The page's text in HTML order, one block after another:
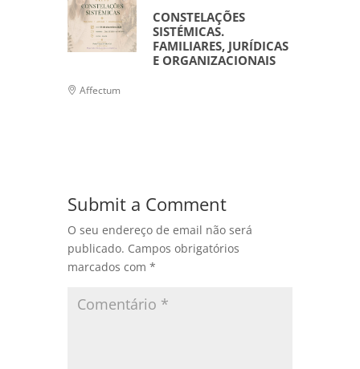
CONSTELAÇÕES
SISTÉMICAS.
FAMILIARES, JURÍDICAS
E ORGANIZACIONAIS
Affectum
Submit a Comment
O seu endereço de email não será
publicado. Campos obrigatórios
marcados com *